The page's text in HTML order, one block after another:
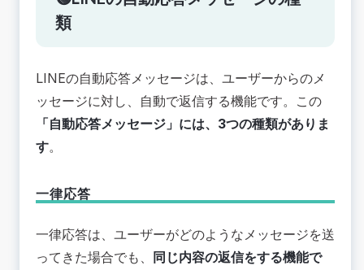
類
LINEの自動応答メッセージは、ユーザーからのメ
ッセージに対し、自動で返信する機能です。この
「自動応答メッセージ」には、3つの種類がありま
す。
一律応答
一律応答は、ユーザーがどのようなメッセージを送
ってきた場合でも、
同じ内容の返信をする機能で